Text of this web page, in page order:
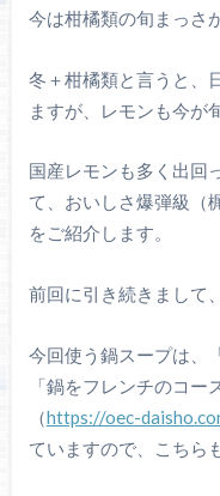
今は柑橘類の旬まっさ
冬＋柑橘類と言うと、
ますが、レモンも今が旬
国産レモンも多く出回
て、おいしさ爆弾級（
をご紹介します。
前回に引き続きまして
今回使う鍋スープは、
「鍋をフレンチのコー
（https://oec-
ていますので、こちら